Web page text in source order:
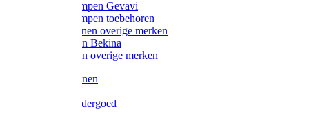
Schoenklompen Gevavi
Schoenklompen toebehoren
Werkschoenen overige merken
Werklaarzen Bekina
Werklaarzen overige merken
Handschoenen
Thermo ondergoed